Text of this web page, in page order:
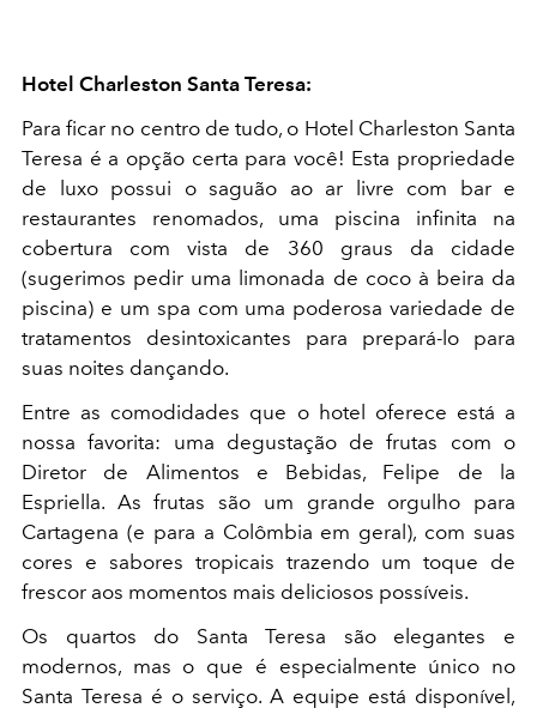
Hotel Charleston Santa Teresa:
Para ficar no centro de tudo, o Hotel Charleston Santa
Teresa é a opção certa para você! Esta propriedade
de luxo possui o saguão ao ar livre com bar e
restaurantes renomados, uma piscina infinita na
cobertura com vista de 360 ​​graus da cidade
(sugerimos pedir uma limonada de coco à beira da
piscina) e um spa com uma poderosa variedade de
tratamentos desintoxicantes para prepará-lo para
suas noites dançando.
Entre as comodidades que o hotel oferece está a
nossa favorita: uma degustação de frutas com o
Diretor de Alimentos e Bebidas, Felipe de la
Espriella. As frutas são um grande orgulho para
Cartagena (e para a Colômbia em geral), com suas
cores e sabores tropicais trazendo um toque de
frescor aos momentos mais deliciosos possíveis.
Os quartos do Santa Teresa são elegantes e
modernos, mas o que é especialmente único no
Santa Teresa é o serviço. A equipe está disponível,